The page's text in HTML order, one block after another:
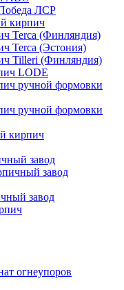
ЛСР
кирпич
Terca (Финляндия)
Terca (Эстония)
Tilleri (Финляндия)
LODE
ручной формовки
ручной формовки
кирпич
завод
завод
завод
огнеупоров